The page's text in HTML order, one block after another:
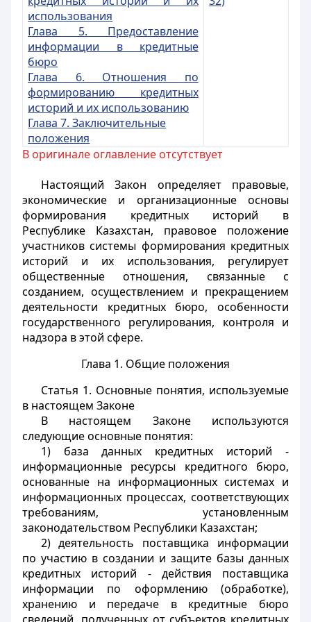
использования
Глава 5. Предоставление
информации в кредитные
бюро
Глава 6. Отношения по
формированию кредитных
историй и их использованию
Глава 7. Заключительные
положения
В оригинале оглавление отсутствует
Настоящий Закон определяет правовые,
экономические и организационные основы
формирования кредитных историй в
Республике Казахстан, правовое положение
участников системы формирования кредитных
историй и их использования, регулирует
общественные отношения, связанные с
созданием, осуществлением и прекращением
деятельности кредитных бюро, особенности
государственного регулирования, контроля и
надзора в этой сфере.
Глава 1. Общие положения
Статья 1. Основные понятия, используемые
в настоящем Законе
В настоящем Законе используются
следующие основные понятия:
1) база данных кредитных историй -
информационные ресурсы кредитного бюро,
основанные на информационных системах и
информационных процессах, соответствующих
требованиям, установленным
законодательством Республики Казахстан;
2) деятельность поставщика информации
по участию в создании и защите базы данных
кредитных историй -действия поставщика
информации по оформлению (обработке),
хранению и передаче в кредитные бюро